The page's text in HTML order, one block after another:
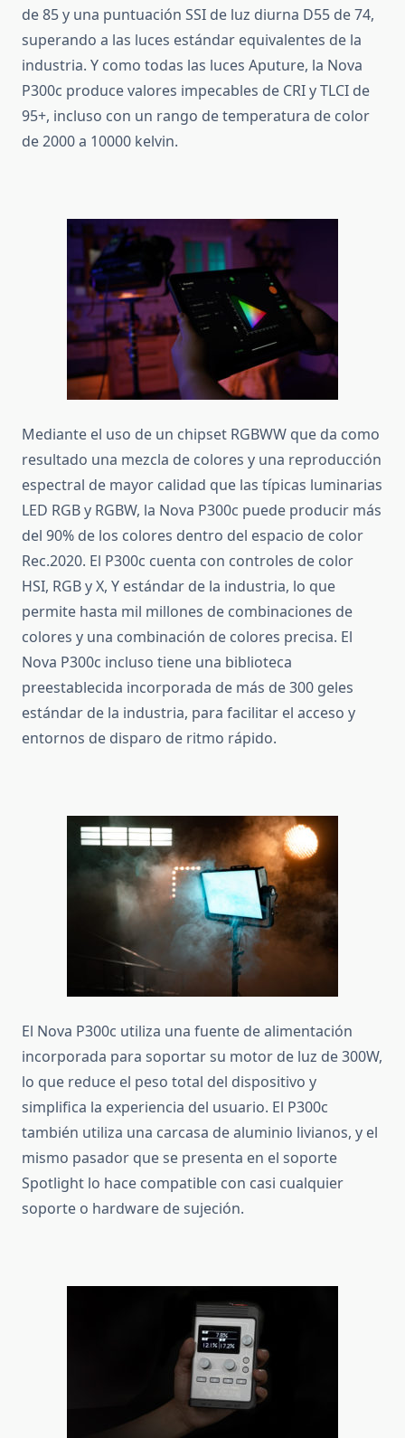
de 85 y una puntuación SSI de luz diurna D55 de 74,
superando a las luces estándar equivalentes de la
industria. Y como todas las luces Aputure, la Nova
P300c produce valores impecables de CRI y TLCI de
95+, incluso con un rango de temperatura de color
de 2000 a 10000 kelvin.
Mediante el uso de un chipset RGBWW que da como
resultado una mezcla de colores y una reproducción
espectral de mayor calidad que las típicas luminarias
LED RGB y RGBW, la Nova P300c puede producir más
del 90% de los colores dentro del espacio de color
Rec.2020. El P300c cuenta con controles de color
HSI, RGB y X, Y estándar de la industria, lo que
permite hasta mil millones de combinaciones de
colores y una combinación de colores precisa. El
Nova P300c incluso tiene una biblioteca
preestablecida incorporada de más de 300 geles
estándar de la industria, para facilitar el acceso y
entornos de disparo de ritmo rápido.
El Nova P300c utiliza una fuente de alimentación
incorporada para soportar su motor de luz de 300W,
lo que reduce el peso total del dispositivo y
simplifica la experiencia del usuario. El P300c
también utiliza una carcasa de aluminio livianos, y el
mismo pasador que se presenta en el soporte
Spotlight lo hace compatible con casi cualquier
soporte o hardware de sujeción.